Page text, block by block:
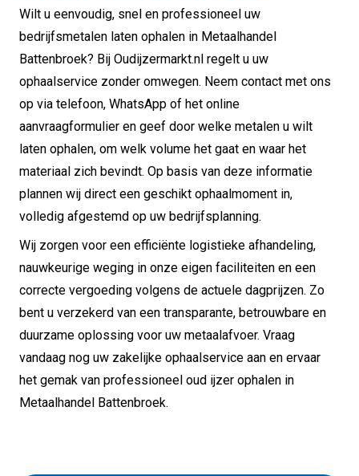
Wilt u eenvoudig, snel en professioneel uw
bedrijfsmetalen laten ophalen in Metaalhandel
Battenbroek? Bij Oudijzermarkt.nl regelt u uw
ophaalservice zonder omwegen. Neem contact met ons
op via telefoon, WhatsApp of het online
aanvraagformulier en geef door welke metalen u wilt
laten ophalen, om welk volume het gaat en waar het
materiaal zich bevindt. Op basis van deze informatie
plannen wij direct een geschikt ophaalmoment in,
volledig afgestemd op uw bedrijfsplanning.
Wij zorgen voor een efficiënte logistieke afhandeling,
nauwkeurige weging in onze eigen faciliteiten en een
correcte vergoeding volgens de actuele dagprijzen. Zo
bent u verzekerd van een transparante, betrouwbare en
duurzame oplossing voor uw metaalafvoer. Vraag
vandaag nog uw zakelijke ophaalservice aan en ervaar
het gemak van professioneel oud ijzer ophalen in
Metaalhandel Battenbroek.